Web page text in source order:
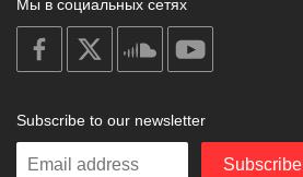
Мы в социальных сетях
on
facebook
soundcloud
Subscribe to our newsletter
Enter
Subscribe